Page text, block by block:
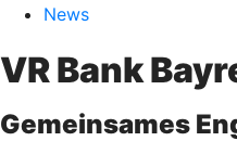
News
VR Bank
Gemeinsames